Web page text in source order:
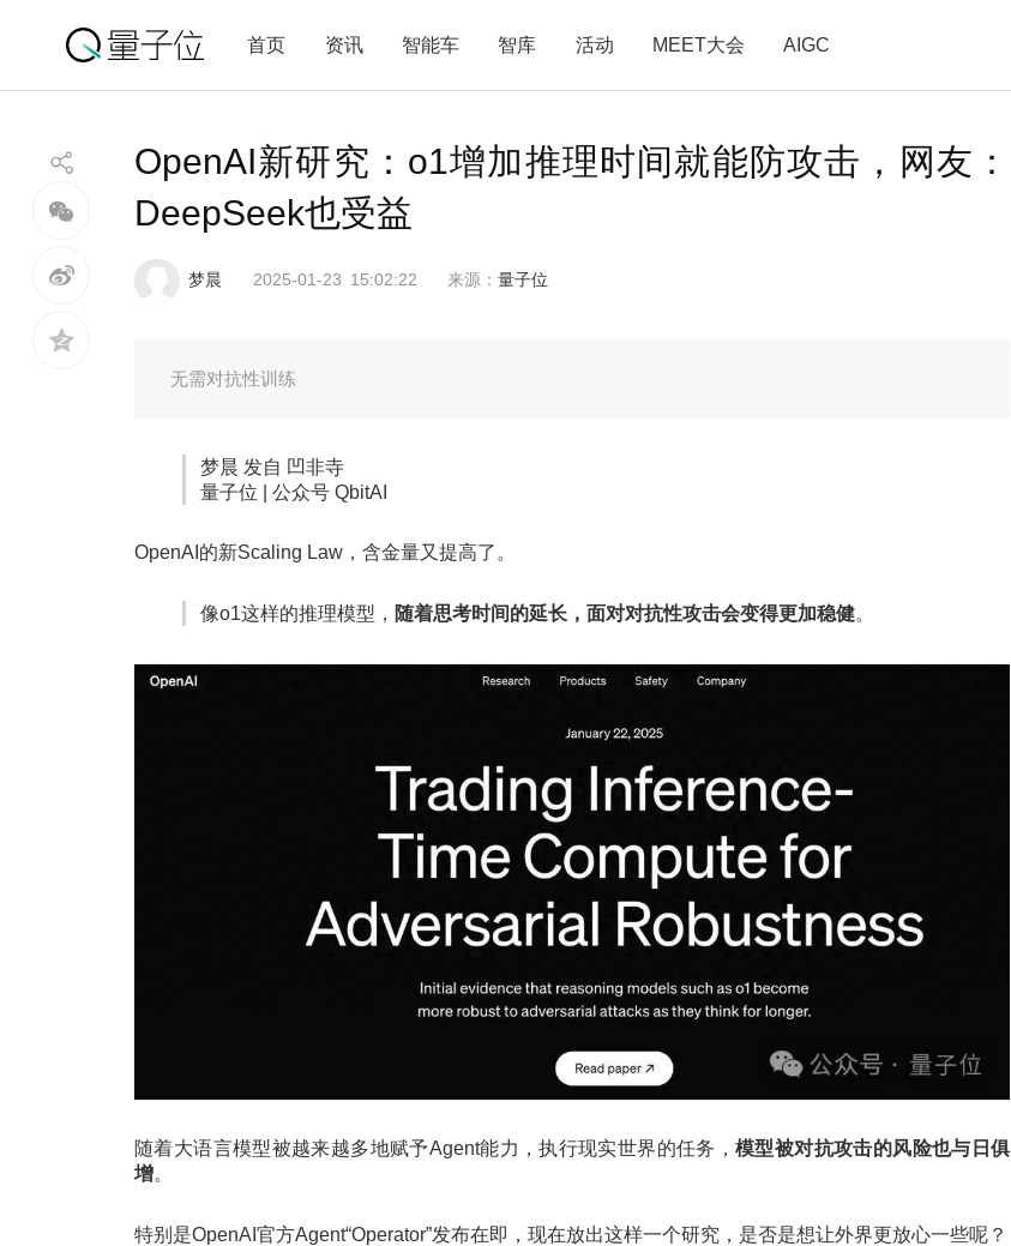
首页 资讯 智能车 智库 活动 MEET大会 AIGC
OpenAI新研究：o1增加推理时间就能防攻击，网友：
DeepSeek也受益
梦晨 2025-01-23 15:02:22 来源：量子位
无需对抗性训练
梦晨 发自 凹非寺
量子位 | 公众号 QbitAI
OpenAI的新Scaling Law，含金量又提高了。
像o1这样的推理模型， 随着思考时间的延长，面对对抗性攻击会变得更加稳健。
随着大语言模型被越来越多地赋予Agent能力，执行现实世界的任务，模型被对抗攻击的风险也与日俱
增。
特别是OpenAI官方Agent“Operator”发布在即，现在放出这样一个研究，是否是想让外界更放心一些呢？